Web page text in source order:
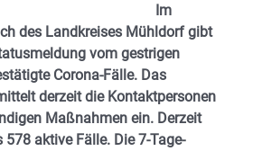
Im
des Landkreises Mühldorf gibt
vom gestrigen
Corona-Fälle. Das
derzeit die Kontaktpersonen
Maßnahmen ein. Derzeit
aktive Fälle. Die 7-Tage-